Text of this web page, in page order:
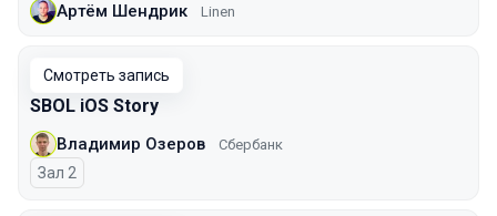
Артём Шендрик Linen
Смотреть запись
SBOL iOS Story
Владимир Озеров Сбербанк
Зал 2